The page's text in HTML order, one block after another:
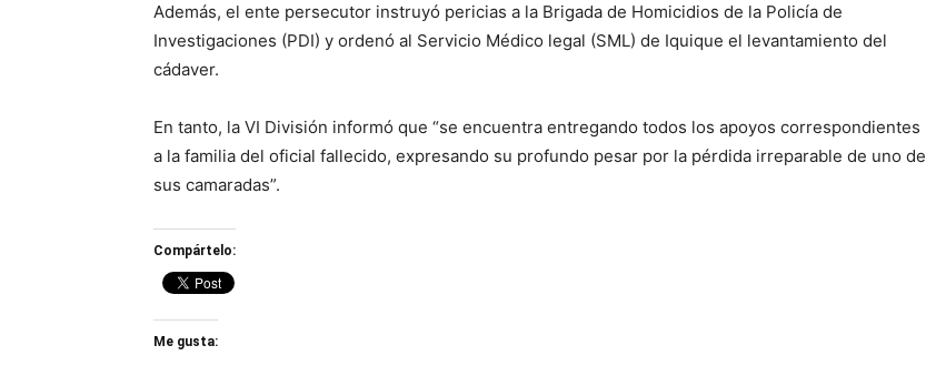
Además, el ente persecutor instruyó pericias a la Brigada de Homicidios de la Policía de
Investigaciones (PDI) y ordenó al Servicio Médico legal (SML) de Iquique el levantamiento del
cádaver.
En tanto, la VI División informó que “se encuentra entregando todos los apoyos correspondientes
a la familia del oficial fallecido, expresando su profundo pesar por la pérdida irreparable de uno de
sus camaradas”.
Compártelo:
Me gusta: